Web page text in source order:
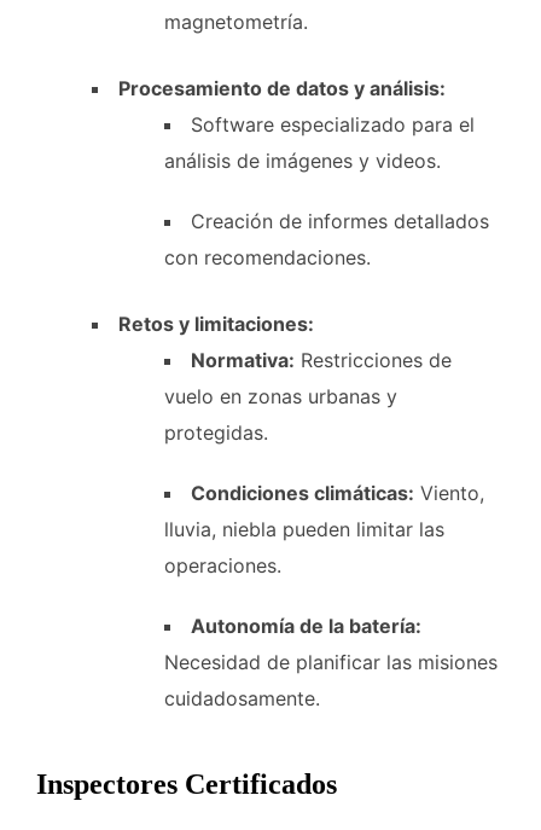
magnetometría.
Procesamiento de datos y análisis:
Software especializado para el
análisis de imágenes y videos.
Creación de informes detallados
con recomendaciones.
Retos y limitaciones:
Normativa: Restricciones de
vuelo en zonas urbanas y
protegidas.
Condiciones climáticas: Viento,
lluvia, niebla pueden limitar las
operaciones.
Autonomía de la batería:
Necesidad de planificar las misiones
cuidadosamente.
Inspectores Certificados